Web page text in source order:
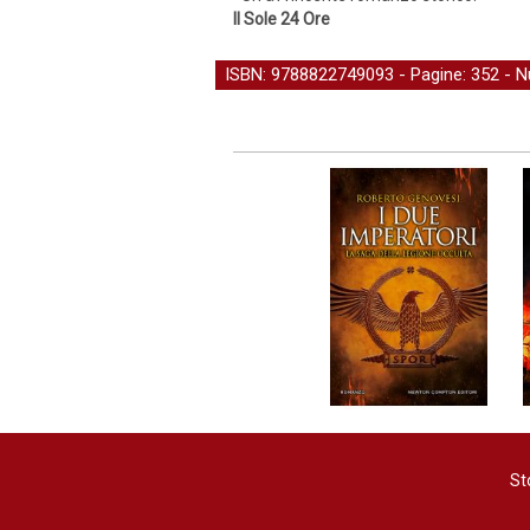
Il Sole 24 Ore
ISBN: 9788822749093 - Pagine: 352 -